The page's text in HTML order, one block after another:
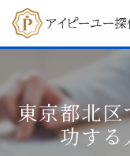
東京都北
功する